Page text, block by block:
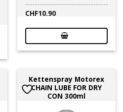
CHF10.90
Kettenspray Motorex
CHAIN LUBE FOR DRY
CON 300ml